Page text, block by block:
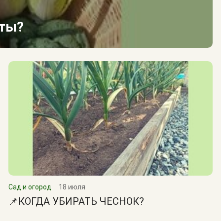
Сад и огород 18 июля
📌КОГДА УБИРАТЬ ЧЕСНОК?